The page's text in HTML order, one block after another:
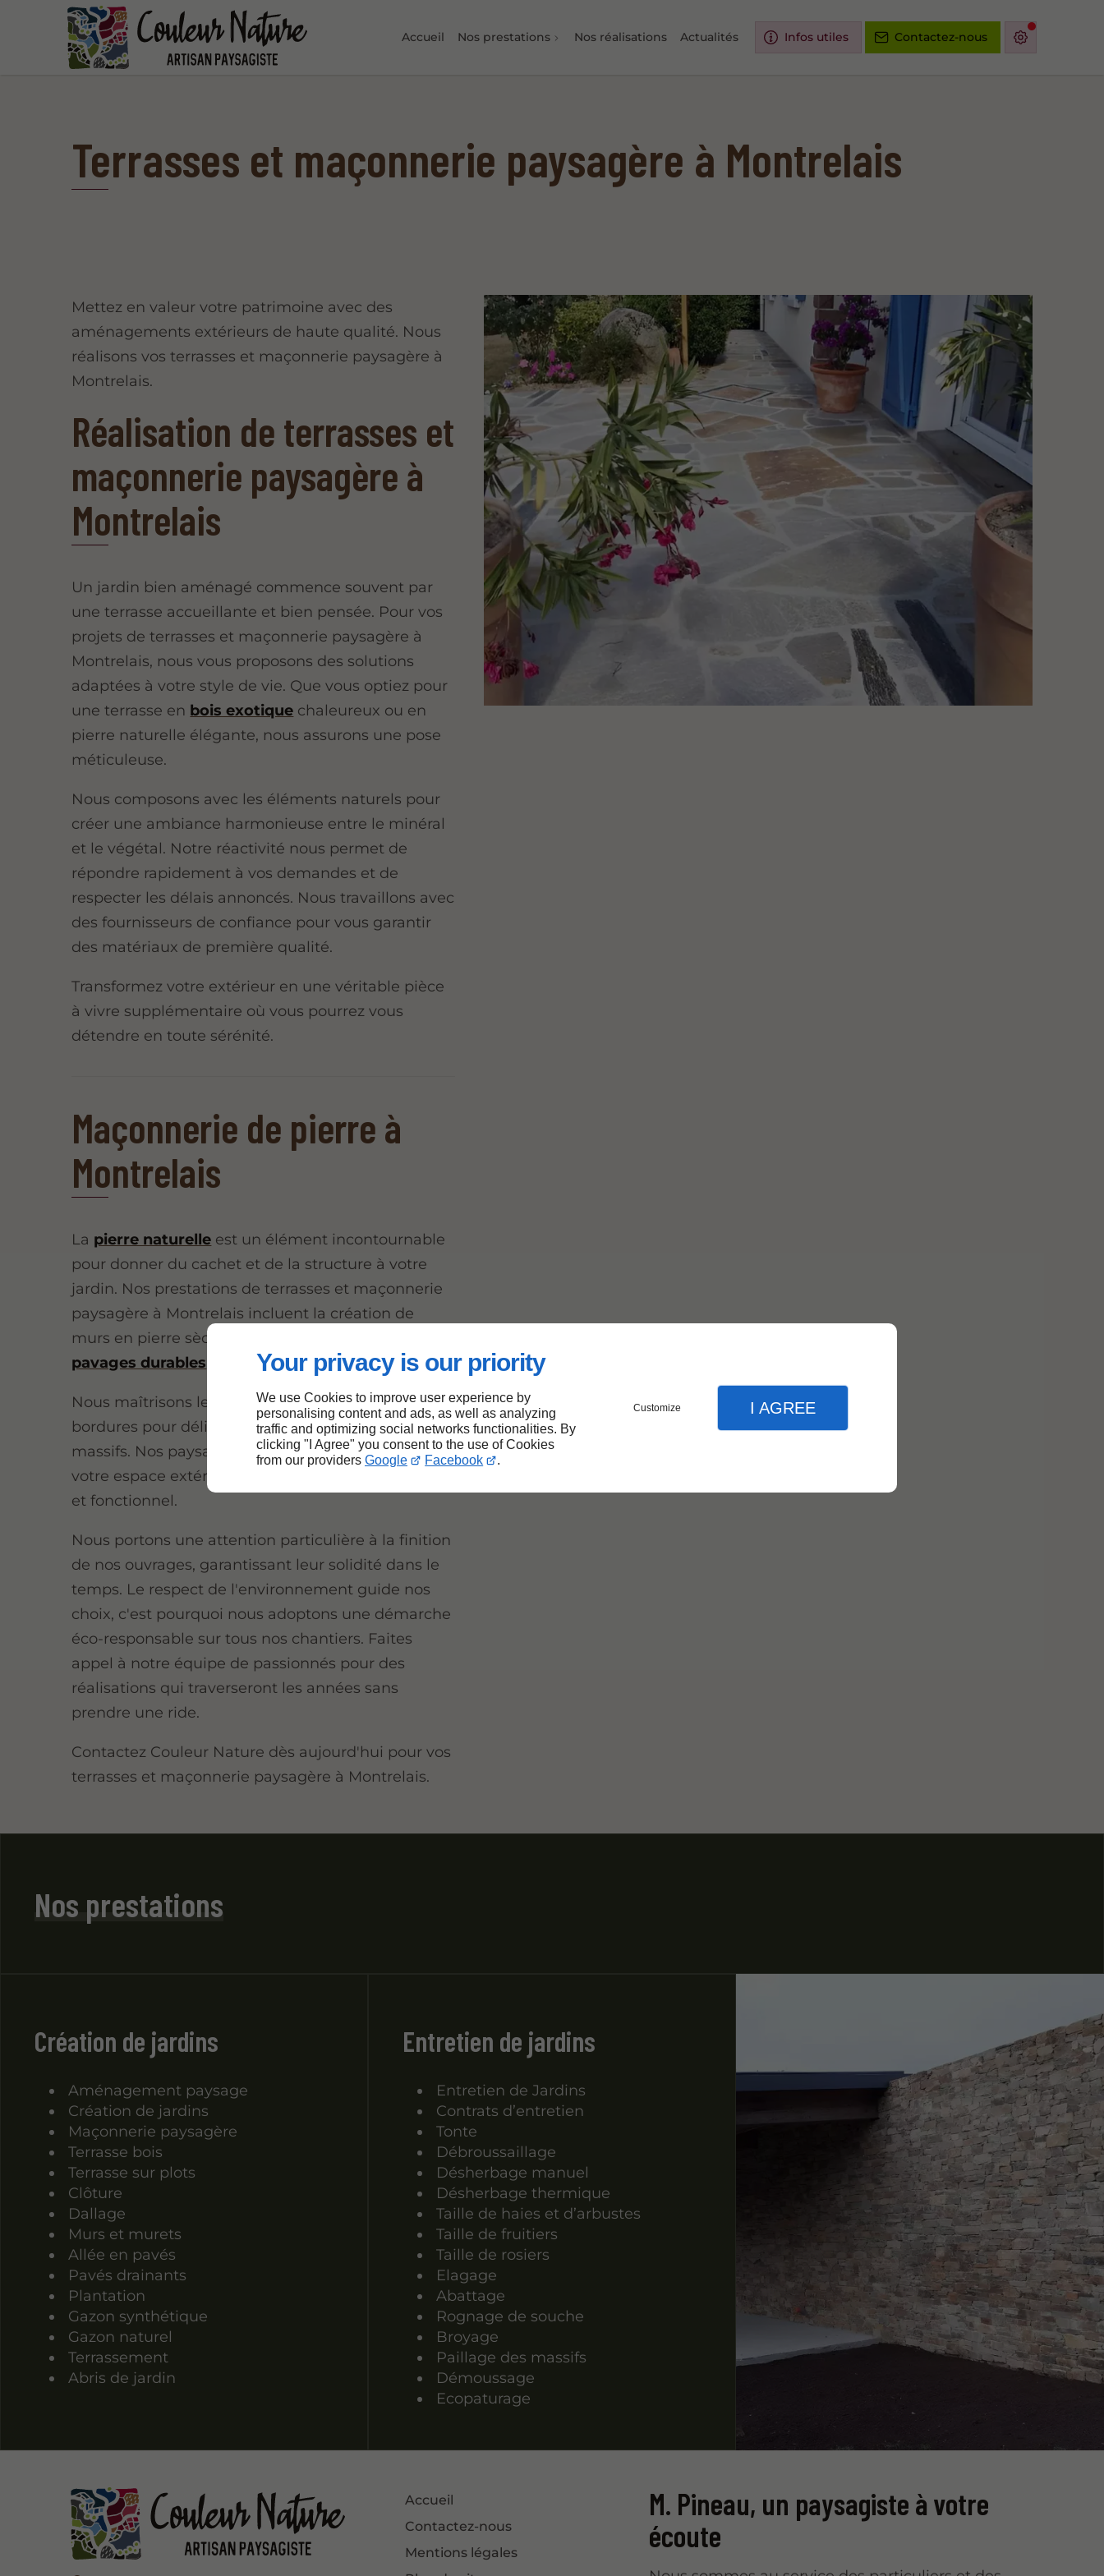
Your privacy is our priority
We use Cookies to improve user experience by
personalising content and ads, as well as analyzing
traffic and optimizing social networks functionalities. By
clicking "I Agree" you consent to the use of Cookies
from our providers Google Facebook .
Customize I AGREE
Accueil Nos prestations Nos réalisations Actualités Infos utiles Contactez-nous
Terrasses et maçonnerie paysagère à Montrelais
Mettez en valeur votre patrimoine avec des
aménagements extérieurs de haute qualité. Nous
réalisons vos terrasses et maçonnerie paysagère à
Montrelais.
Réalisation de terrasses et
maçonnerie paysagère à
Montrelais
Un jardin bien aménagé commence souvent par
une terrasse accueillante et bien pensée. Pour vos
projets de terrasses et maçonnerie paysagère à
Montrelais, nous vous proposons des solutions
adaptées à votre style de vie. Que vous optiez pour
une terrasse en bois exotique chaleureux ou en
pierre naturelle élégante, nous assurons une pose
méticuleuse.
Nous composons avec les éléments naturels pour
créer une ambiance harmonieuse entre le minéral
et le végétal. Notre réactivité nous permet de
répondre rapidement à vos demandes et de
respecter les délais annoncés. Nous travaillons avec
des fournisseurs de confiance pour vous garantir
des matériaux de première qualité.
Transformez votre extérieur en une véritable pièce
à vivre supplémentaire où vous pourrez vous
détendre en toute sérénité.
Maçonnerie de pierre à
Montrelais
La pierre naturelle est un élément incontournable
pour donner du cachet et de la structure à votre
jardin. Nos prestations de terrasses et maçonnerie
paysagère à Montrelais incluent la création de
murs en pierre sèche, de murets décoratifs et de
pavages durables
Nous maîtrisons les techniques de pose de
bordures pour délimiter proprement vos allées et
massifs. Nos paysagistes expérimentés façonnent
votre espace extérieur pour qu'il soit à la fois beau
et fonctionnel.
Nous portons une attention particulière à la finition
de nos ouvrages, garantissant leur solidité dans le
temps. Le respect de l'environnement guide nos
choix, c'est pourquoi nous adoptons une démarche
éco-responsable sur tous nos chantiers. Faites
appel à notre équipe de passionnés pour des
réalisations qui traverseront les années sans
prendre une ride.
Contactez Couleur Nature dès aujourd'hui pour vos
terrasses et maçonnerie paysagère à Montrelais.
Nos prestations
Création de jardins
Aménagement paysage
Création de jardins
Maçonnerie paysagère
Terrasse bois
Terrasse sur plots
Clôture
Dallage
Murs et murets
Allée en pavés
Pavés drainants
Plantation
Gazon synthétique
Gazon naturel
Terrassement
Abris de jardin
Entretien de jardins
Entretien de Jardins
Contrats d’entretien
Tonte
Débroussaillage
Désherbage manuel
Désherbage thermique
Taille de haies et d’arbustes
Taille de fruitiers
Taille de rosiers
Elagage
Abattage
Rognage de souche
Broyage
Paillage des massifs
Démoussage
Ecopaturage
Accueil
Contactez-nous
Mentions légales
M. Pineau, un paysagiste à votre
écoute